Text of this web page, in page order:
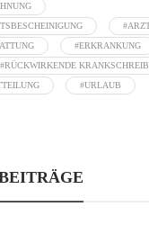
#ERKRANKUNG
#RÜCKWIRKENDE
#URLAUB